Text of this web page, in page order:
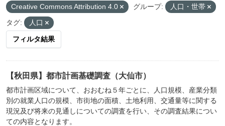
Creative Commons Attribution 4.0
グループ:
人口・世帯
タグ:
人口
フィルタ結果
【秋田県】都市計画基礎調査（大仙市）
都市計画区域について、おおむね５年ごとに、人口規模、産業分類
別の就業人口の規模、市街地の面積、土地利用、交通量等に関する
現況及び将来の見通しについての調査を行い、その調査結果につい
ての内容となります。